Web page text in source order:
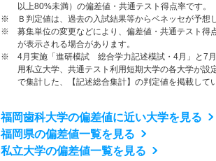
以上80%未満）の偏差値・共通テスト得点率です。
※ Ｂ判定値は、過去の入試結果等からベネッセが予想
※ 募集単位の変更などにより、偏差値・共通テスト得
が表示される場合があります。
※ 4月実施「進研模試 総合学力記述模試・4月」と7月
用私立大学、共通テスト利用短期大学の各大学が
で集計した、【記述総合集計】の判定値を掲載して
福岡歯科大学の偏差値に近い大学を見る
福岡県の偏差値一覧を見る
私立大学の偏差値一覧を見る